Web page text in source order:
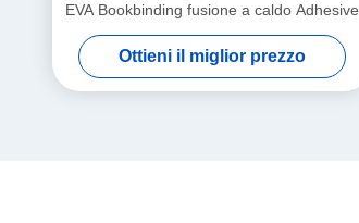
EVA Bookbinding fusione a caldo Adhesive
Ottieni il miglior prezzo